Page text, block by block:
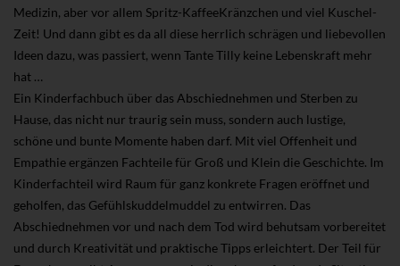
Medizin, aber vor allem Spritz-Kaffee­Kränzchen und viel Kuschel-
Zeit! Und dann gibt es da all diese herrlich schrägen und liebevollen
Ideen dazu, was passiert, wenn Tante Tilly keine Lebenskraft mehr
hat …
Ein Kinderfachbuch über das Abschiednehmen und Sterben zu
Hause, das nicht nur traurig sein muss, sondern auch lustige,
schöne und bunte Momente haben darf. Mit viel Offenheit und
Empathie ergänzen Fachteile für Groß und Klein die Geschichte. Im
Kinderfachteil wird Raum für ganz konkrete Fragen eröffnet und
geholfen, das Gefühlskuddelmuddel zu entwirren. Das
Abschiednehmen vor und nach dem Tod wird behutsam vorbereitet
und durch Kreativität und praktische Tipps erleichtert. Der Teil für